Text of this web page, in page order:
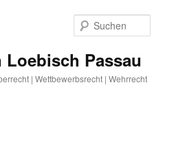
Loebisch Passau
| Wettbewerbsrecht | Wehrrecht